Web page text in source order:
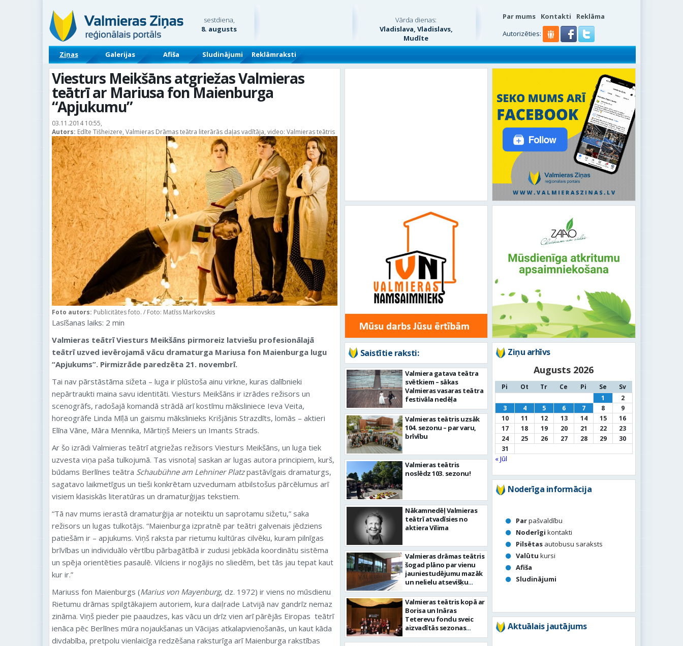
sestdiena,
8. augusts
Vārda dienas:
Vladislava, Vladislavs,
Mudīte
Par mums Kontakti
Reklāma
Autorizēties:
Ziņas Galerijas Afiša Sludinājumi Reklāmraksti
Viesturs Meikšāns atgriežas Valmieras
teātrī ar Mariusa fon Maienburga
“Apjukumu”
03.11.2014 10:55,
Autors: Edīte Tišheizere, Valmieras Drāmas teātra literārās daļas vadītāja, video: Valmieras teātris
Foto autors: Publicitātes foto. / Foto: Matīss Markovskis
Lasīšanas laiks: 2 min
Valmieras teātrī Viesturs Meikšāns pirmoreiz latviešu profesionālajā
teātrī uzved ievērojamā vācu dramaturga Mariusa fon Maienburga lugu
“Apjukums”. Pirmizrāde paredzēta 21. novembrī.
Tai nav pārstāstāma sižeta – luga ir plūstoša ainu virkne, kuras dalībnieki
nepārtraukti maina savu identitāti. Viesturs Meikšāns ir izrādes režisors un
scenogrāfs, radošajā komandā strādā arī kostīmu māksliniece Ieva Veita,
horeogrāfe Linda Mīļā un gaismu mākslinieks Krišjānis Strazdīts, lomās – aktieri
Elīna Vāne, Māra Mennika, Mārtiņš Meiers un Imants Strads.
Ar šo izrādi Valmieras teātrī atgriežas režisors Viesturs Meikšāns, un luga tiek
uzvesta viņa paša tulkojumā. Tas visnotaļ saskan ar lugas autora principiem, kurš,
būdams Berlīnes teātra Schaubühne am Lehniner Platzpastāvīgais dramaturgs,
sagatavo laikmetīgus un tieši konkrētam uzvedumam atbilstošus pārcēlumus arī
visiem klasiskās literatūras un dramaturģijas tekstiem.
“Tā nav mums ierastā dramaturģija ar noteiktu un saprotamu sižetu,” saka
režisors un lugas tulkotājs. “Maienburga izpratnē par teātri galvenais jēdziens
patiešām ir – apjukums. Viņš raksta par rietumu kultūras cilvēku, kuram pilnīgas
brīvības un individuālo vērtību pārbagātībā ir zudusi jebkāda koordinātu sistēma
un spēja orientēties pasaulē. Vilciens ir nogājis no sliedēm, bet tās jau tepat kaut
kur ir.”
Mariuss fon Maienburgs (Marius von Mayenburg, dz. 1972) ir viens no mūsdienu
Rietumu drāmas spilgtākajiem autoriem, kura daiļrade Latvijā nav gandrīz nemaz
zināma. Viņš pieder pie paaudzes, kas vācu un drīz vien arī pārējās Eiropas teātrī
ienāca pēc Berlīnes mūra nojaukšanas un Vācijas atkalapvienošanās, un kaut kāda
divdabība, pretpolu vienlaicīga redzēšana raksturīga arī Maienburga rakstības
Saistītie raksti:
Valmiera gatava teātra
svētkiem – sākas
Valmieras vasaras teātra
festivāla nedēļa
Valmieras teātris uzsāk
104. sezonu – par varu,
brīvību
Valmieras teātris
noslēdz 103. sezonu!
Nākamnedēļ Valmieras
teātrī atvadīsies no
aktiera Vili­ma
Valmieras drāmas teātris
šogad plāno par vienu
jauniestudējumu mazāk
un nelielu atsevišķu
biļešu cenu kāpumu
Valmieras teātris kopā ar
Borisa un Ināras
Teterevu fondu sveic
aizvadītās sezonas
labākos māksliniekus!
Ziņu arhīvs
Augusts 2026
Pi Ot Tr Ce Pi Se
Sv
1
2
3
4 5 6 7 8
9
10
11 12 13 14 15
16
17
18 19 20 21 22
23
24
25 26 27 28 29
30
31
« Jūl
Noderīga informācija
Parpašvaldību
Noderīgi kontakti
Pilsētas autobusu saraksts
Valūtu kursi
Afiša
Sludinājumi
Aktuālais jautājums